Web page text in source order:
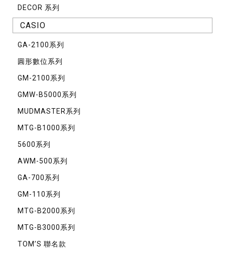
DECOR 系列
CASIO
GA-2100系列
圓形數位系列
GM-2100系列
GMW-B5000系列
MUDMASTER系列
MTG-B1000系列
5600系列
AWM-500系列
GA-700系列
GM-110系列
MTG-B2000系列
MTG-B3000系列
TOM’S 聯名款